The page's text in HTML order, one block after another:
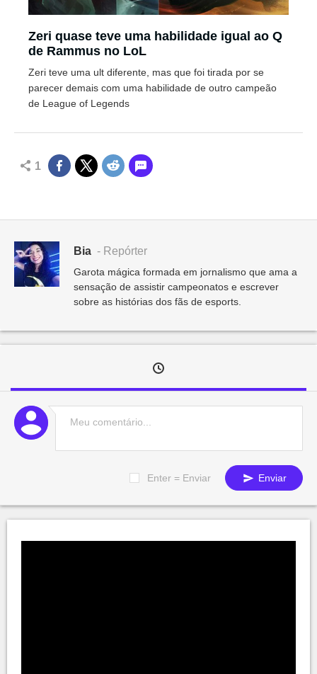
Zeri quase teve uma habilidade igual ao Q
de Rammus no LoL
Zeri teve uma ult diferente, mas que foi tirada por se
parecer demais com uma habilidade de outro campeão
de League of Legends
1
Bia - Repórter
Garota mágica formada em jornalismo que ama a
sensação de assistir campeonatos e escrever
sobre as histórias dos fãs de esports.
Enter = Enviar Enviar